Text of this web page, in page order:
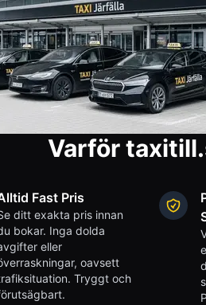
Varför
Fast Pris
ditt exakta pris innan
bokar. Inga dolda
eller
oavsett
Tryggt och